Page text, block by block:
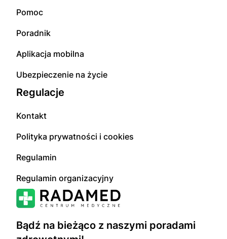
Bądź na bieżąco z naszymi poradami
Pomoc
Poradnik
Aplikacja mobilna
Ubezpieczenie na życie
Regulacje
Kontakt
Polityka prywatności i cookies
Regulamin
Regulamin organizacyjny